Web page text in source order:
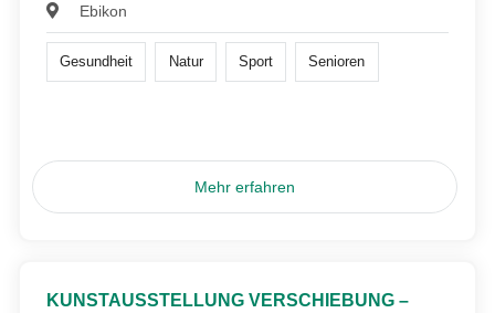
Ebikon
Gesundheit Natur Sport Senioren
Mehr erfahren
KUNSTAUSSTELLUNG VERSCHIEBUNG –